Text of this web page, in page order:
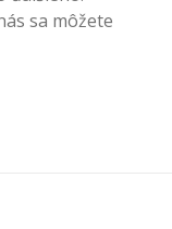
sa môžete